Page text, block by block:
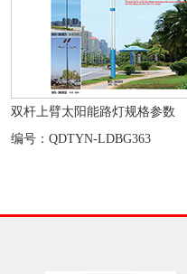
双杆上臂太阳能路灯规格参数
编号：QDTYN-LDBG363